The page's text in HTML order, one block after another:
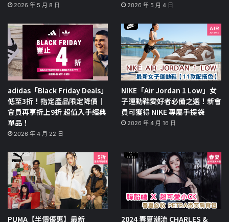
2026 年 5 月 8 日 2026 年 5 月 4 日
adidas「Black Friday Deals」
低至3折！指定產品限定降價｜
會員再享折上9折 超值入手經典
單品！
2026 年 4 月 22 日
NIKE「Air Jordan 1 Low」女
子運動鞋愛好者必備之選！新會
員可獲得 NIKE 專屬手提袋
2026 年 4 月 16 日
PUMA【半價優惠】最新
2024 春夏潮流 CHARLES &